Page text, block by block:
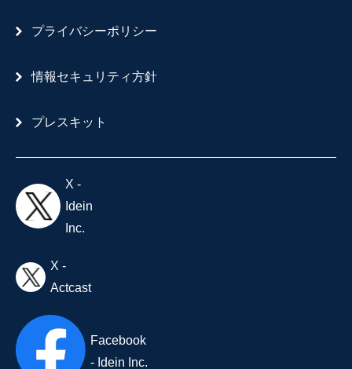
プライバシーポリシー
情報セキュリティ方針
プレスキット
X -
Idein
Inc.
X -
Actcast
Facebook
- Idein Inc.